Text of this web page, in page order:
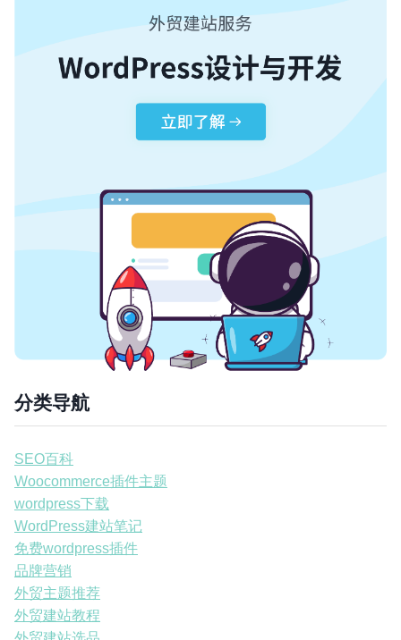
分类导航
SEO百科
Woocommerce插件主题
wordpress下载
WordPress建站笔记
免费wordpress插件
品牌营销
外贸主题推荐
外贸建站教程